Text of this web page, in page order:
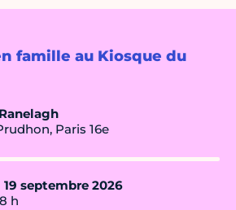
famille au Kiosque du
Paris 16e
septembre 2026
h